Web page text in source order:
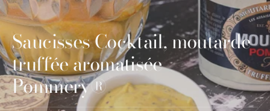
Saucisses Cocktail, moutarde
truffée aromatisée
Pommery®